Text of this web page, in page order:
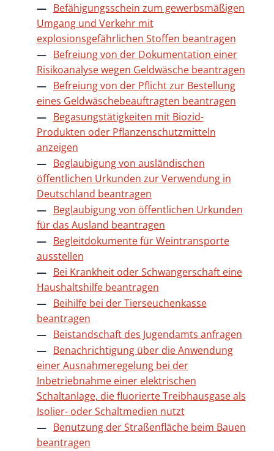
Befähigungsschein zum gewerbsmäßigen
Umgang und Verkehr mit
explosionsgefährlichen Stoffen beantragen
Befreiung von der Dokumentation einer
Risikoanalyse wegen Geldwäsche beantragen
Befreiung von der Pflicht zur Bestellung
eines Geldwäschebeauftragten beantragen
Begasungstätigkeiten mit Biozid-
Produkten oder Pflanzenschutzmitteln
anzeigen
Beglaubigung von ausländischen
öffentlichen Urkunden zur Verwendung in
Deutschland beantragen
Beglaubigung von öffentlichen Urkunden
für das Ausland beantragen
Begleitdokumente für Weintransporte
ausstellen
Bei Krankheit oder Schwangerschaft eine
Haushaltshilfe beantragen
Beihilfe bei der Tierseuchenkasse
beantragen
Beistandschaft des Jugendamts anfragen
Benachrichtigung über die Anwendung
einer Ausnahmeregelung bei der
Inbetriebnahme einer elektrischen
Schaltanlage, die fluorierte Treibhausgase als
Isolier- oder Schaltmedien nutzt
Benutzung der Straßenfläche beim Bauen
beantragen